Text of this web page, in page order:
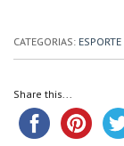
CATEGORIAS: ESPORTE
Share this...